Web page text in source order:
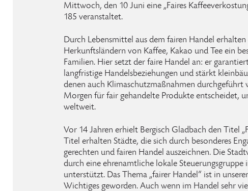
Mittwoch, den 10 Juni eine „Faires
185 veranstaltet.
Durch Lebensmittel aus dem fairen Handel
Herkunftsländern von Kaffee, Kakao und Tee ein
Familien. Hier setzt der faire Handel an: er
langfristige Handelsbeziehungen und stärkt
denen auch Klimaschutzmaßnahmen durchgeführt
Morgen für fair gehandelte Produkte entscheidet,
weltweit.
Vor 14 Jahren erhielt Bergisch Gladbach den Titel
Titel erhalten Städte, die sich durch besonderes
gerechten und fairen Handel auszeichnen. Die
durch eine ehrenamtliche lokale
unterstützt. Das Thema „fairer Handel“ ist in
Wichtiges geworden. Auch wenn im Handel sehr